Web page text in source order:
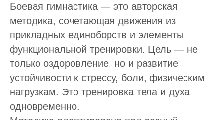
Боевая гимнастика — это авторская
методика, сочетающая движения из
прикладных единоборств и элементы
функциональной тренировки. Цель — не
только оздоровление, но и развитие
устойчивости к стрессу, боли, физическим
нагрузкам. Это тренировка тела и духа
одновременно.